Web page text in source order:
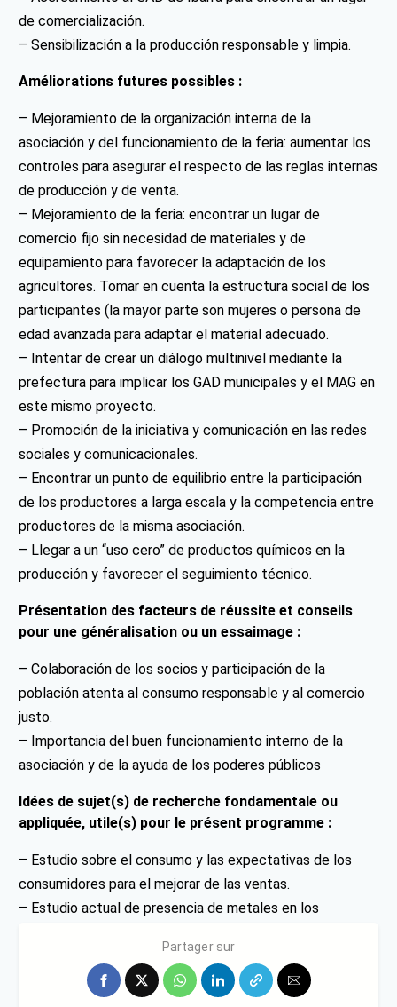
de comercialización.
– Sensibilización a la producción responsable y limpia.
Améliorations futures possibles :
– Mejoramiento de la organización interna de la
asociación y del funcionamiento de la feria: aumentar los
controles para asegurar el respecto de las reglas internas
de producción y de venta.
– Mejoramiento de la feria: encontrar un lugar de
comercio fijo sin necesidad de materiales y de
equipamiento para favorecer la adaptación de los
agricultores. Tomar en cuenta la estructura social de los
participantes (la mayor parte son mujeres o persona de
edad avanzada para adaptar el material adecuado.
– Intentar de crear un diálogo multinivel mediante la
prefectura para implicar los GAD municipales y el MAG en
este mismo proyecto.
– Promoción de la iniciativa y comunicación en las redes
sociales y comunicacionales.
– Encontrar un punto de equilibrio entre la participación
de los productores a larga escala y la competencia entre
productores de la misma asociación.
– Llegar a un “uso cero” de productos químicos en la
producción y favorecer el seguimiento técnico.
Présentation des facteurs de réussite et conseils
pour une généralisation ou un essaimage :
– Colaboración de los socios y participación de la
población atenta al consumo responsable y al comercio
justo.
– Importancia del buen funcionamiento interno de la
asociación y de la ayuda de los poderes públicos
Idées de sujet(s) de recherche fondamentale ou
appliquée, utile(s) pour le présent programme :
– Estudio sobre el consumo y las expectativas de los
consumidores para el mejorar de las ventas.
– Estudio actual de presencia de metales en los
Partager sur